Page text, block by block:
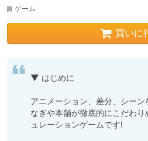
ゲーム
買いに
▼ はじめに
アニメーション、差分、シー
なぎや本舗が徹底的にこだわり
ュレーションゲームです!